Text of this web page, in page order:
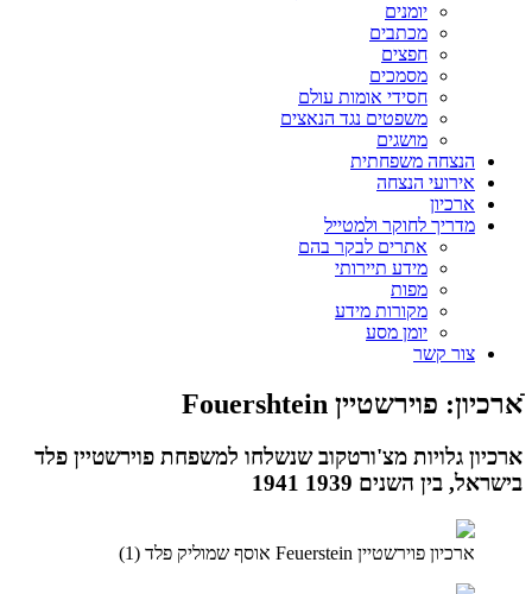
יומנים
מכתבים
חפצים
מסמכים
חסידי אומות עולם
משפטים נגד הנאצים
מושגים
הנצחה משפחתית
אירועי הנצחה
ארכיון
מדריך לחוקר ולמטייל
אתרים לבקר בהם
מידע תיירותי
מפות
מקורות מידע
יומן מסע
צור קשר
ֿארכיון: פוירשטיין Fouershtein
ארכיון גלויות מצ'ורטקוב שנשלחו למשפחת פוירשטיין פלד
בישראל, בין השנים 1939 1941
ארכיון פוירשטיין Feuerstein אוסף שמוליק פלד (1)